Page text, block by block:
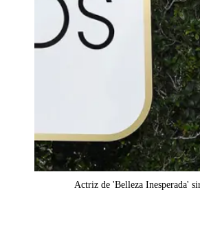
Actriz de 'Belleza Inesperada'